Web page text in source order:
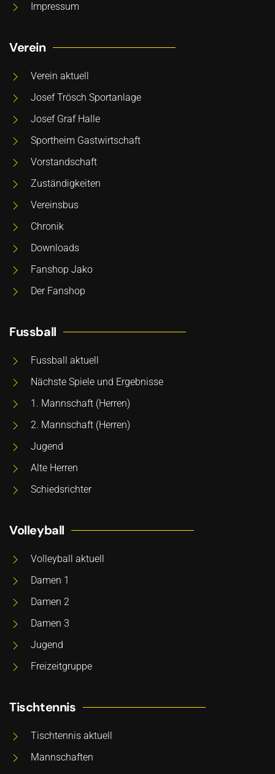
Impressum
Verein
Verein aktuell
Josef Trösch Sportanlage
Josef Graf Halle
Sportheim Gastwirtschaft
Vorstandschaft
Zuständigkeiten
Vereinsbus
Chronik
Downloads
Fanshop Jako
Der Fanshop
Fussball
Fussball aktuell
Nächste Spiele und Ergebnisse
1. Mannschaft (Herren)
2. Mannschaft (Herren)
Jugend
Alte Herren
Schiedsrichter
Volleyball
Volleyball aktuell
Damen 1
Damen 2
Damen 3
Jugend
Freizeitgruppe
Tischtennis
Tischtennis aktuell
Mannschaften